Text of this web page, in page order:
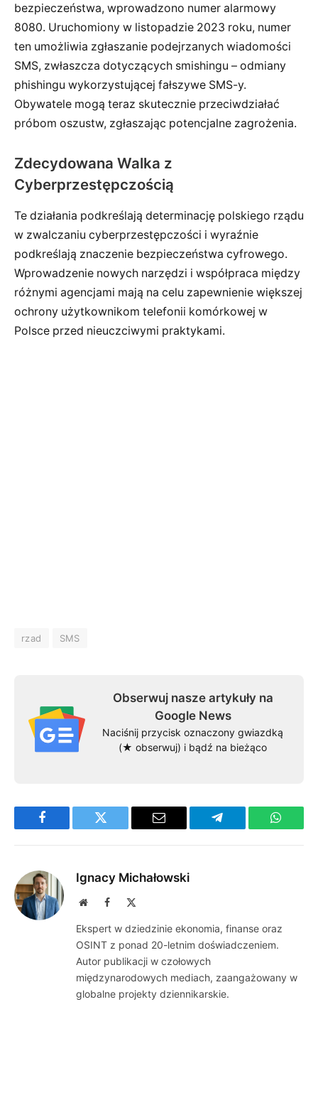
bezpieczeństwa, wprowadzono numer alarmowy
8080. Uruchomiony w listopadzie 2023 roku, numer
ten umożliwia zgłaszanie podejrzanych wiadomości
SMS, zwłaszcza dotyczących smishingu – odmiany
phishingu wykorzystującej fałszywe SMS-y.
Obywatele mogą teraz skutecznie przeciwdziałać
próbom oszustw, zgłaszając potencjalne zagrożenia.
Zdecydowana Walka z
Cyberprzestępczością
Te działania podkreślają determinację polskiego rządu
w zwalczaniu cyberprzestępczości i wyraźnie
podkreślają znaczenie bezpieczeństwa cyfrowego.
Wprowadzenie nowych narzędzi i współpraca między
różnymi agencjami mają na celu zapewnienie większej
ochrony użytkownikom telefonii komórkowej w
Polsce przed nieuczciwymi praktykami.
rzad SMS
Obserwuj nasze artykuły na
Google News
Naciśnij przycisk oznaczony gwiazdką
(★ obserwuj) i bądź na bieżąco
Facebook Twitter Email Telegram
Ignacy Michałowski
WebsiteFacebook
Ekspert w dziedzinie ekonomia, finanse oraz
OSINT z ponad 20-letnim doświadczeniem.
Autor publikacji w czołowych
międzynarodowych mediach, zaangażowany w
globalne projekty dziennikarskie.